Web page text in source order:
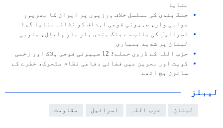
بنایا
جنگ بندی کی مسلسل خلاف ورزیوں پر ایران کا بھرپور
جوابی وار، صہیونی فوجی اہداف کو نشانہ بنایا گیا
اسرائیل کی جانب سے جنگ بندی بار بار پامال، جنوبی
لبنان پر شدید بمباری
حزب اللہ کے ڈرون حملے؛ 12 صہیونی فوجی ہلاک اور زخمی
کویت اور بحرین میں فضائی دفاعی نظام متحرک، خطرے کے
سائرن بج اٹھے
لیبلز
لبنان حزب اللہ اسرائیل مقاومت